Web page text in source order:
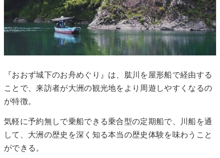
『おおず城下のお舟めぐり』は、肱川を屋形船で経由する
ことで、来訪者が大洲の観光地をより周遊しやすくなるの
が特徴。
気軽に予約無しで乗船できる乗合型の定期船で、川船を通
して、大洲の歴史を深く知る本当の歴史体験を味わうこと
ができる。